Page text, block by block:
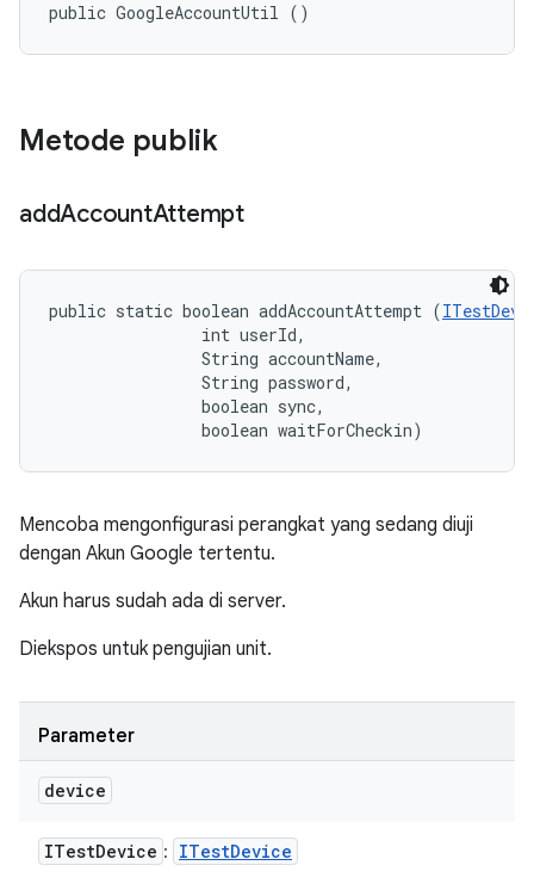
public GoogleAccountUtil ()
Metode publik
addAccountAttempt
public static boolean addAccountAttempt (
                int userId,
                String accountName,
                String password,
                boolean sync,
                boolean waitForCheckin)
Mencoba mengonfigurasi perangkat yang sedang diuji
dengan Akun Google tertentu.
Akun harus sudah ada di server.
Diekspos untuk pengujian unit.
Parameter
device
ITestDevice : ITestDevice